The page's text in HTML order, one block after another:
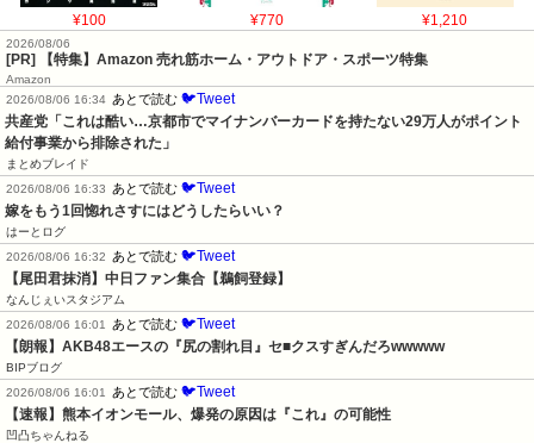
¥100 ¥770 ¥1,210
2026/08/06
[PR] 【特集】Amazon 売れ筋ホーム・アウトドア・スポーツ特集
Amazon
2026/08/06 16:34 あとで読む 🐦Tweet
共産党「これは酷い…京都市でマイナンバーカードを持たない29万人がポイント
給付事業から排除された」
まとめブレイド
2026/08/06 16:33
あとで読む 🐦Tweet
嫁をもう1回惚れさすにはどうしたらいい？
はーとログ
2026/08/06 16:32
あとで読む 🐦Tweet
【尾田君抹消】中日ファン集合【鵜飼登録】
なんじぇいスタジアム
2026/08/06 16:01
あとで読む 🐦Tweet
【朗報】AKB48エースの『尻の割れ目』セ■クスすぎんだろwwwww
BIPブログ
2026/08/06 16:01
あとで読む 🐦Tweet
【速報】熊本イオンモール、爆発の原因は『これ』の可能性
凹凸ちゃんねる